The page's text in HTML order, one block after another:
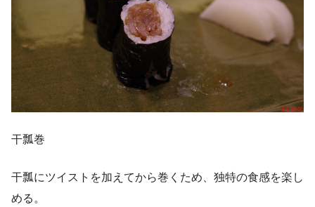
干瓢巻
干瓢にツイストを加えてから巻くため、独特の食感を楽し
める。